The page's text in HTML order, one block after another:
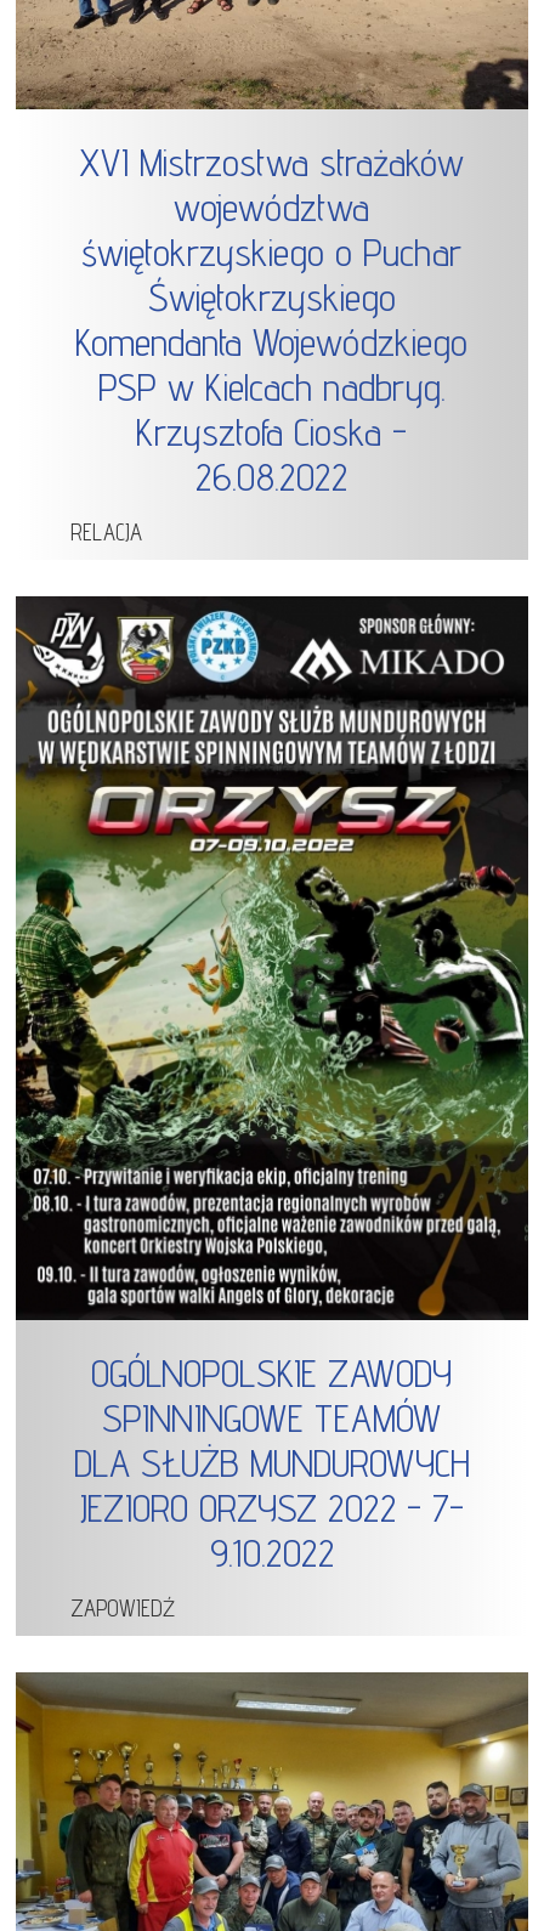
XVI Mistrzostwa strażaków
województwa
świętokrzyskiego o Puchar
Świętokrzyskiego
Komendanta Wojewódzkiego
PSP w Kielcach nadbryg.
Krzysztofa Cioska -
26.08.2022
RELACJA
OGÓLNOPOLSKIE ZAWODY
SPINNINGOWE TEAMÓW
DLA SŁUŻB MUNDUROWYCH
JEZIORO ORZYSZ 2022 - 7-
9.10.2022
ZAPOWIEDŹ